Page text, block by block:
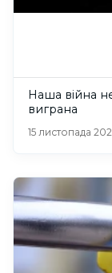
Наша війна
виграна
15 листопада